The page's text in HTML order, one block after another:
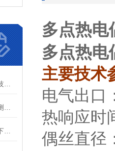
多点热电
多点热电
主要技术
电气出口
热响应时
偶丝直径